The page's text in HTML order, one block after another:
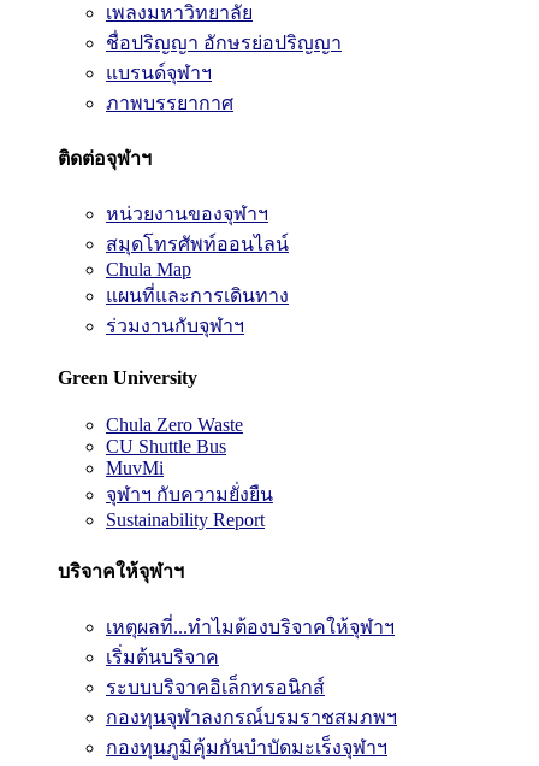
เพลงมหาวิทยาลัย
ชื่อปริญญา อักษรย่อปริญญา
แบรนด์จุฬาฯ
ภาพบรรยากาศ
ติดต่อจุฬาฯ
หน่วยงานของจุฬาฯ
สมุดโทรศัพท์ออนไลน์
Chula Map
แผนที่และการเดินทาง
ร่วมงานกับจุฬาฯ
Green University
Chula Zero Waste
CU Shuttle Bus
MuvMi
จุฬาฯ กับความยั่งยืน
Sustainability Report
บริจาคให้จุฬาฯ
เหตุผลที่...ทำไมต้องบริจาคให้จุฬาฯ
เริ่มต้นบริจาค
ระบบบริจาคอิเล็กทรอนิกส์
กองทุนจุฬาลงกรณ์บรมราชสมภพฯ
กองทุนภูมิคุ้มกันบำบัดมะเร็งจุฬาฯ